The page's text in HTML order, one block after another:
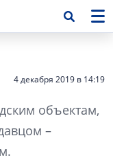
4 декабря 2019 в 14:19
объектам,
–